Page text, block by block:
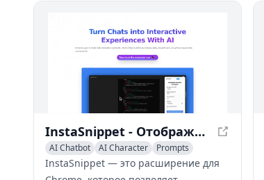
InstaSnippet - Отображение интерактивных компонентов React в интерфейсах чатов ИИ
AI Chatbot AI Character Prompts
InstaSnippet — это расширение для